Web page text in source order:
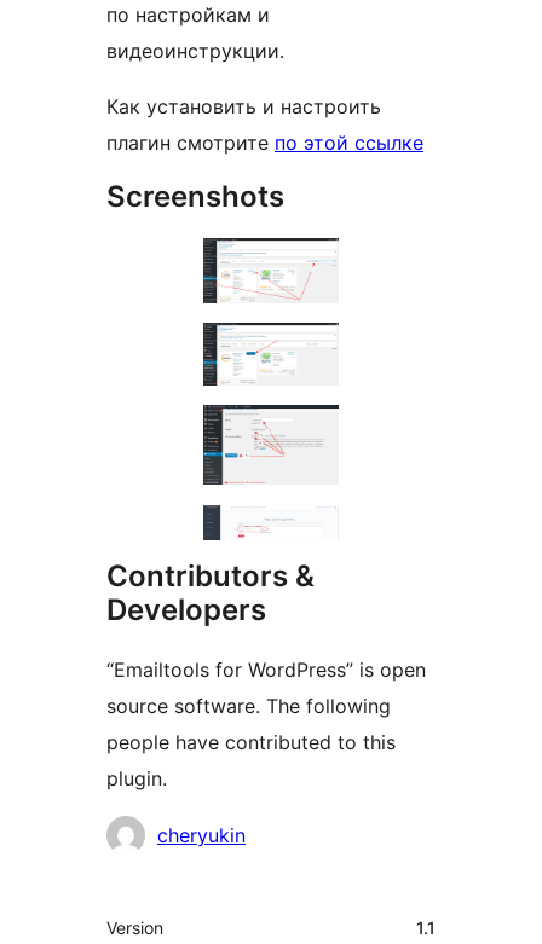
по настройкам и
видеоинструкции.
Как установить и настроить
плагин смотрите по этой ссылке
Screenshots
Contributors &
Developers
“Emailtools for WordPress” is open
source software. The following
people have contributed to this
plugin.
Contributors
cheryukin
Meta
Version 1.1